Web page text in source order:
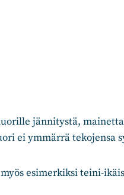
jännitystä,
ei ymmärrä tekojensa
esimerkiksi teini-